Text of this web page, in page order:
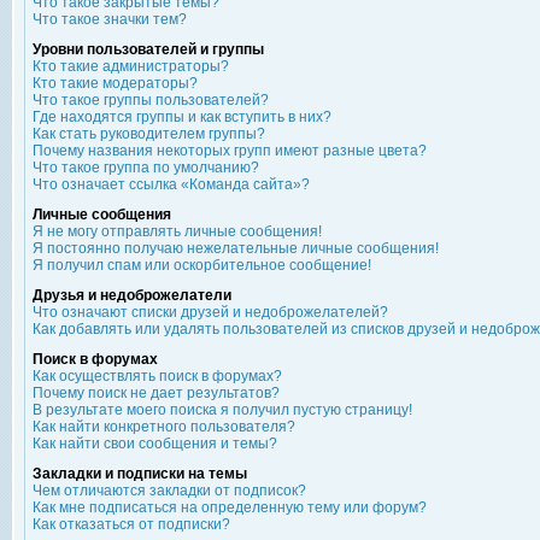
Что такое значки тем?
Уровни пользователей и группы
Кто такие администраторы?
Кто такие модераторы?
Что такое группы пользователей?
Где находятся группы и как вступить в них?
Как стать руководителем группы?
Почему названия некоторых групп имеют разные цвета?
Что такое группа по умолчанию?
Что означает ссылка «Команда сайта»?
Личные сообщения
Я не могу отправлять личные сообщения!
Я постоянно получаю нежелательные личные сообщения!
Я получил спам или оскорбительное сообщение!
Друзья и недоброжелатели
Что означают списки друзей и недоброжелателей?
Как добавлять или удалять пользователей из списков друзей и
Поиск в форумах
Как осуществлять поиск в форумах?
Почему поиск не дает результатов?
В результате моего поиска я получил пустую страницу!
Как найти конкретного пользователя?
Как найти свои сообщения и темы?
Закладки и подписки на темы
Чем отличаются закладки от подписок?
Как мне подписаться на определенную тему или форум?
Как отказаться от подписки?